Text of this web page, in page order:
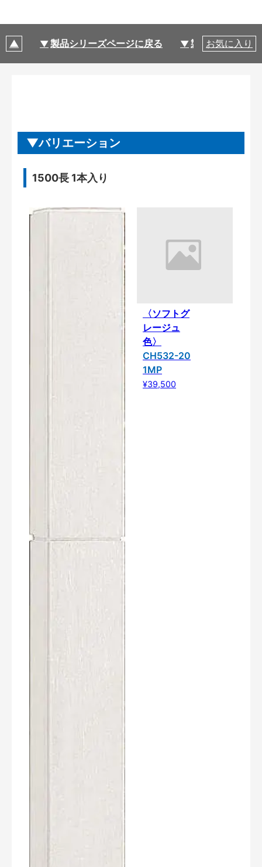
製品シリーズページに戻る 製品仕様
お気に入り
バリエーション
1500長 1本入り
〈ソフトグ
レージュ
色〉
CH532-20
1MP
¥39,500